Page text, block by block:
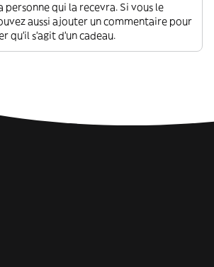
personne qui la recevra. Si vous le
aussi ajouter un commentaire pour
qu'il s'agit d'un cadeau.